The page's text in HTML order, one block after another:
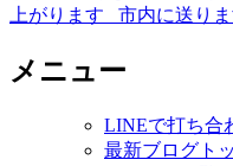
上がります 市内に送り
メニュー
LINEで打ち合
最新ブログト